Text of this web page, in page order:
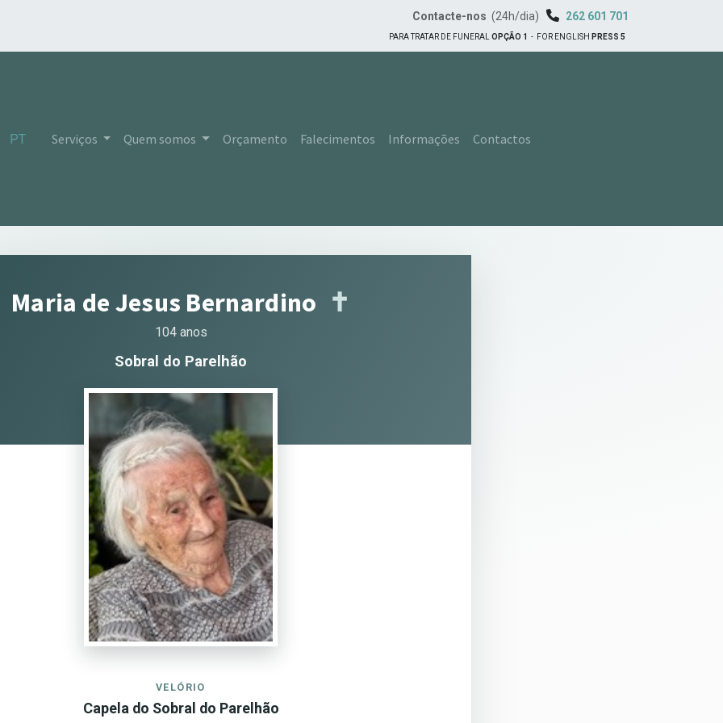
Contacte-nos (24h/dia) 262 601 701
PARA TRATAR DE FUNERAL OPÇÃO 1 - FOR ENGLISH PRESS 5
PT Serviços Quem somos Orçamento Falecimentos Informações Contactos
Maria de Jesus Bernardino ✝︎
104 anos
Sobral do Parelhão
VELÓRIO
Capela do Sobral do Parelhão